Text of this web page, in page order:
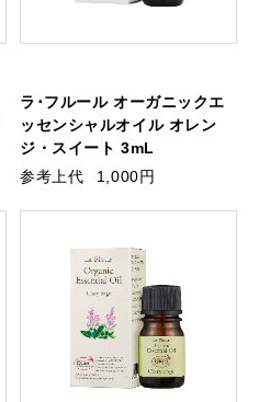
ラ･フルール オーガニックエ
ッセンシャルオイル オレン
ジ・スイート 3mL
参考上代
1,000円